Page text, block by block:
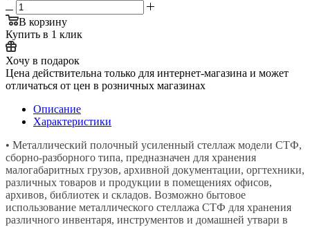
В корзину
Купить в 1 клик
Хочу в подарок
Цена действительна только для интернет-магазина и может
отличаться от цен в розничных магазинах
Описание
Характеристики
• Металлический полочный усиленный стеллаж модели СТФ,
сборно-разборного типа, предназначен для хранения
малогабаритных грузов, архивной документации, оргтехники,
различных товаров и продукции в помещениях офисов,
архивов, библиотек и складов. Возможно бытовое
использование металлического стеллажа СТФ для хранения
различного инвентаря, инструментов и домашней утвари в